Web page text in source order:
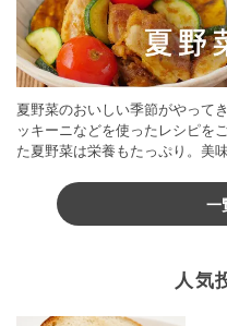
夏野菜のおいしい季節がやって
ッキーニなどを使ったレシピを
た夏野菜は栄養もたっぷり。美
一
人気